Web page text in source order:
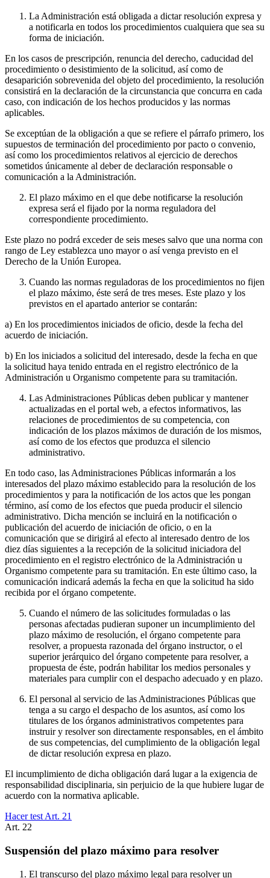
La Administración está obligada a dictar resolución expresa y
a notificarla en todos los procedimientos cualquiera que sea su
forma de iniciación.
En los casos de prescripción, renuncia del derecho, caducidad del
procedimiento o desistimiento de la solicitud, así como de
desaparición sobrevenida del objeto del procedimiento, la resolución
consistirá en la declaración de la circunstancia que concurra en cada
caso, con indicación de los hechos producidos y las normas
aplicables.
Se exceptúan de la obligación a que se refiere el párrafo primero, los
supuestos de terminación del procedimiento por pacto o convenio,
así como los procedimientos relativos al ejercicio de derechos
sometidos únicamente al deber de declaración responsable o
comunicación a la Administración.
El plazo máximo en el que debe notificarse la resolución
expresa será el fijado por la norma reguladora del
correspondiente procedimiento.
Este plazo no podrá exceder de seis meses salvo que una norma con
rango de Ley establezca uno mayor o así venga previsto en el
Derecho de la Unión Europea.
Cuando las normas reguladoras de los procedimientos no fijen
el plazo máximo, éste será de tres meses. Este plazo y los
previstos en el apartado anterior se contarán:
a) En los procedimientos iniciados de oficio, desde la fecha del
acuerdo de iniciación.
b) En los iniciados a solicitud del interesado, desde la fecha en que
la solicitud haya tenido entrada en el registro electrónico de la
Administración u Organismo competente para su tramitación.
Las Administraciones Públicas deben publicar y mantener
actualizadas en el portal web, a efectos informativos, las
relaciones de procedimientos de su competencia, con
indicación de los plazos máximos de duración de los mismos,
así como de los efectos que produzca el silencio
administrativo.
En todo caso, las Administraciones Públicas informarán a los
interesados del plazo máximo establecido para la resolución de los
procedimientos y para la notificación de los actos que les pongan
término, así como de los efectos que pueda producir el silencio
administrativo. Dicha mención se incluirá en la notificación o
publicación del acuerdo de iniciación de oficio, o en la
comunicación que se dirigirá al efecto al interesado dentro de los
diez días siguientes a la recepción de la solicitud iniciadora del
procedimiento en el registro electrónico de la Administración u
Organismo competente para su tramitación. En este último caso, la
comunicación indicará además la fecha en que la solicitud ha sido
recibida por el órgano competente.
Cuando el número de las solicitudes formuladas o las
personas afectadas pudieran suponer un incumplimiento del
plazo máximo de resolución, el órgano competente para
resolver, a propuesta razonada del órgano instructor, o el
superior jerárquico del órgano competente para resolver, a
propuesta de éste, podrán habilitar los medios personales y
materiales para cumplir con el despacho adecuado y en plazo.
El personal al servicio de las Administraciones Públicas que
tenga a su cargo el despacho de los asuntos, así como los
titulares de los órganos administrativos competentes para
instruir y resolver son directamente responsables, en el ámbito
de sus competencias, del cumplimiento de la obligación legal
de dictar resolución expresa en plazo.
El incumplimiento de dicha obligación dará lugar a la exigencia de
responsabilidad disciplinaria, sin perjuicio de la que hubiere lugar de
acuerdo con la normativa aplicable.
Hacer test Art. 21
Art. 22
Suspensión del plazo máximo para resolver
El transcurso del plazo máximo legal para resolver un